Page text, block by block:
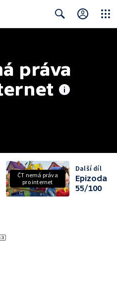
práva
ČT nemá práva
pro internet
Další díl
Epizoda
55/100